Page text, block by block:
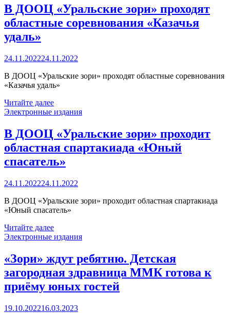
В ДООЦ «Уральские зори» проходят
областные соревнования «Казачья
удаль»
24.11.202224.11.2022
В ДООЦ «Уральские зори» проходят областные соревнования
«Казачья удаль»
Читайте далее
Электронные издания
В ДООЦ «Уральские зори» проходит
областная спартакиада «Юный
спасатель»
24.11.202224.11.2022
В ДООЦ «Уральские зори» проходит областная спартакиада
«Юный спасатель»
Читайте далее
Электронные издания
«Зори» ждут ребятню. Детская
загородная здравница ММК готова к
приёму юных гостей
19.10.202216.03.2023